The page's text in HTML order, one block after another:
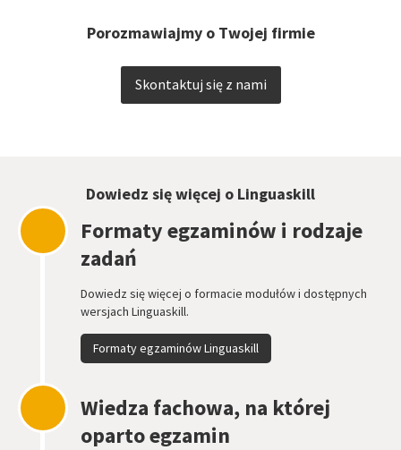
Porozmawiajmy o Twojej firmie
Skontaktuj się z nami
Dowiedz się więcej o Linguaskill
Formaty egzaminów i rodzaje
zadań
Dowiedz się więcej o formacie modułów i dostępnych
wersjach Linguaskill.
Formaty egzaminów Linguaskill
Wiedza fachowa, na której
oparto egzamin